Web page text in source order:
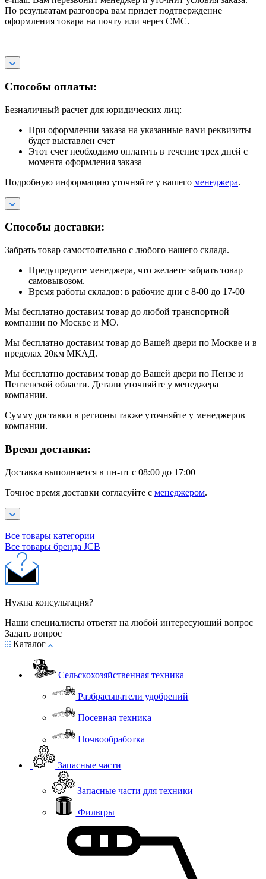
По результатам разговора вам придет подтверждение
оформления товара на почту или через СМС.
Способы оплаты:
Безналичный расчет для юридических лиц:
При оформлении заказа на указанные вами реквизиты
будет выставлен счет
Этот счет необходимо оплатить в течение трех дней с
момента оформления заказа
Подробную информацию уточняйте у вашего менеджера.
Способы доставки:
Забрать товар самостоятельно с любого нашего склада.
Предупредите менеджера, что желаете забрать товар
самовывозом.
Время работы складов: в рабочие дни с 8-00 до 17-00
Мы бесплатно доставим товар до любой транспортной
компании по Москве и МО.
Мы бесплатно доставим товар до Вашей двери по Москве и в
пределах 20км МКАД.
Мы бесплатно доставим товар до Вашей двери по Пензе и
Пензенской области. Детали уточняйте у менеджера
компании.
Сумму доставки в регионы также уточняйте у менеджеров
компании.
Время доставки:
Доставка выполняется в пн-пт с 08:00 до 17:00
Точное время доставки согласуйте с менеджером.
Все товары категории
Все товары бренда JCB
Нужна консультация?
Наши специалисты ответят на любой интересующий вопрос
Задать вопрос
Каталог
Сельскохозяйственная техника
Разбрасыватели удобрений
Посевная техника
Почвообработка
Запасные части
Запасные части для техники
Фильтры